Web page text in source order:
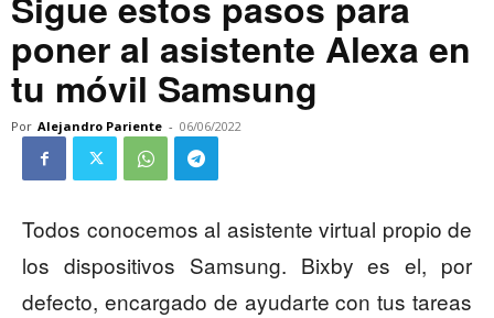
poner al asistente Alexa en
tu móvil Samsung
Por Alejandro Pariente - 06/06/2022
Todos conocemos al asistente virtual propio de
los dispositivos Samsung. Bixby es el, por
defecto, encargado de ayudarte con tus tareas